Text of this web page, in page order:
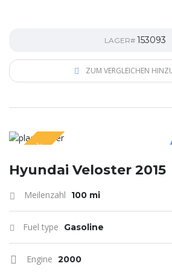
LAGER# 153093
ZUM VERGLEICHEN
SPECIAL
Hyundai Veloster 2015
Meilenzahl 100 mi
Fuel type Gasoline
Engine 2000